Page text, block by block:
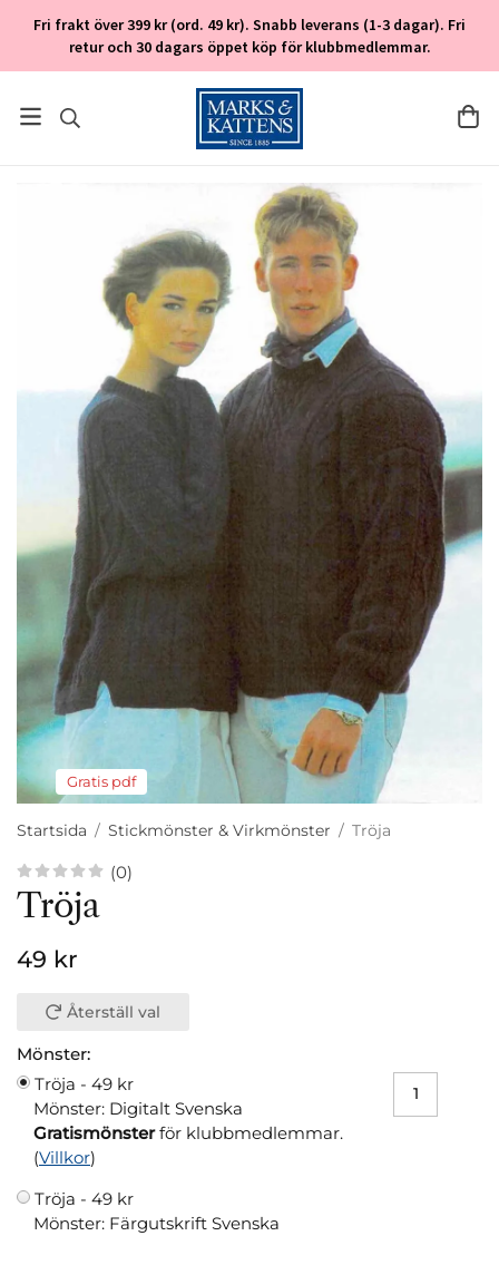
Fri frakt över 399 kr (ord. 49 kr). Snabb leverans (1-3 dagar). Fri
retur och 30 dagars öppet köp för klubbmedlemmar.
Gratis pdf
Startsida / Stickmönster & Virkmönster / Tröja
(0)
Tröja
49 kr
Återställ val
Mönster:
Tröja - 49 kr
Mönster: Digitalt Svenska
Gratismönsterför klubbmedlemmar.
(Villkor)
Tröja - 49 kr
Mönster: Färgutskrift Svenska